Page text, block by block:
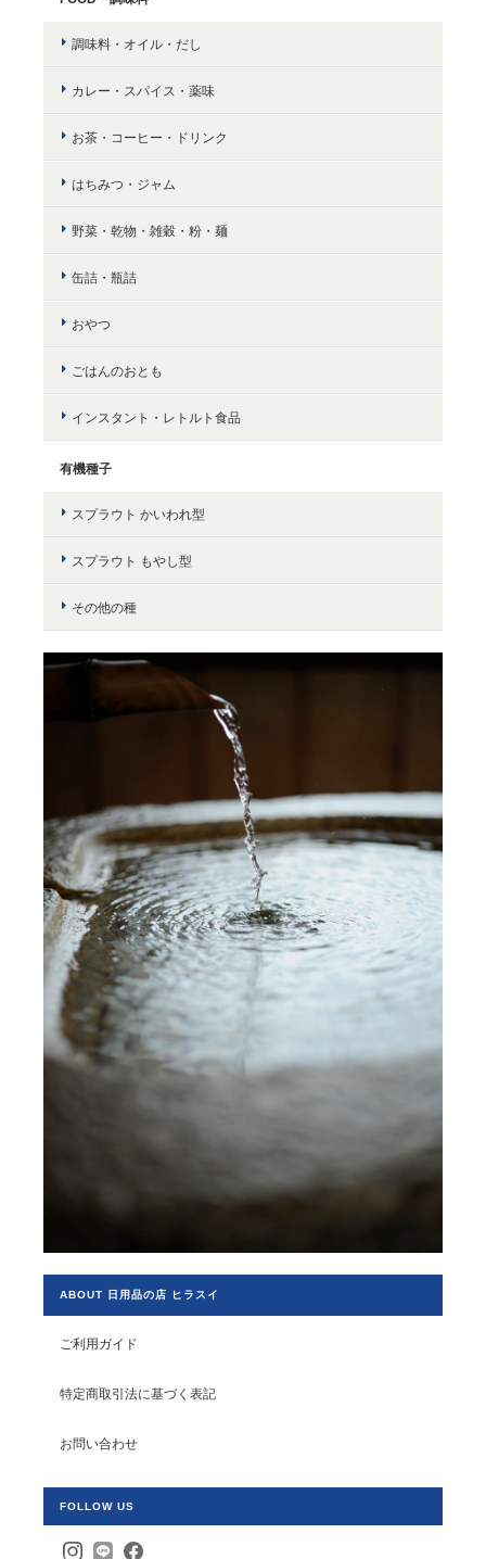
調味料・オイル・だし
カレー・スパイス・薬味
お茶・コーヒー・ドリンク
はちみつ・ジャム
野菜・乾物・雑穀・粉・麺
缶詰・瓶詰
おやつ
ごはんのおとも
インスタント・レトルト食品
有機種子
スプラウト かいわれ型
スプラウト もやし型
その他の種
ABOUT 日用品の店 ヒラスイ
ご利用ガイド
特定商取引法に基づく表記
お問い合わせ
FOLLOW US